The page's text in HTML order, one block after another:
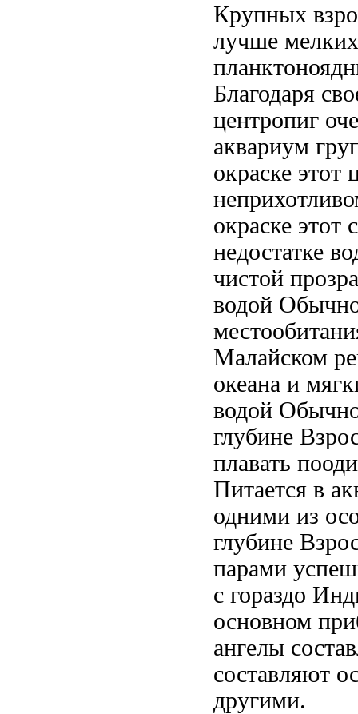
Крупных
лучше
Благодаря
центропиг
аквариум
окраске этот
окраске этот
недостатке
чистой
водой
Малайском
океана и
водой
глубине
плавать
Питается в
одними из
глубине
парами
с гораздо
основном
ангелы
составляют
другими.